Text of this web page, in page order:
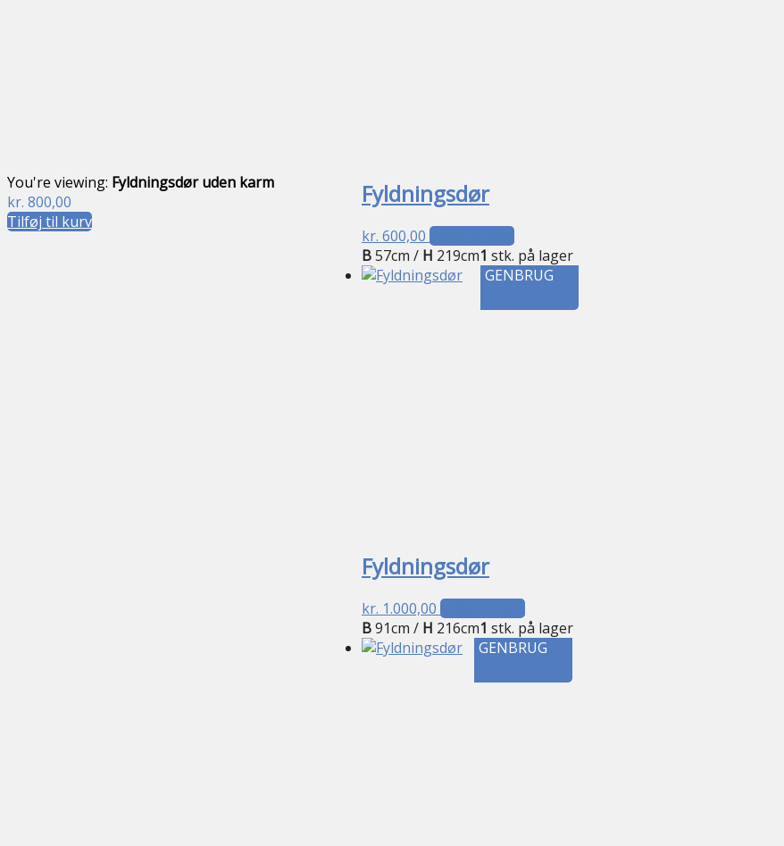
Fyldningsdør
kr. 600,00 Tilføj til kurv
B57cm / H 219cm1 stk. på lager
GENBRUG
Fyldningsdør
kr. 1.000,00 Tilføj til kurv
B91cm / H 216cm1 stk. på lager
GENBRUG
You're viewing: Fyldningsdør uden karm
kr. 800,00
Tilføj til kurv